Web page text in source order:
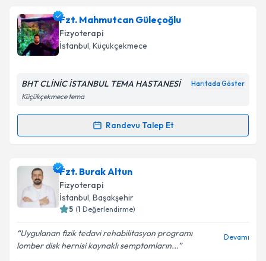
Fzt. Mesut Acariçin randevu takvimi talebi oluşturun.
Size bu uzmandan randevu almanız için bir takvim
hazırlandığında e-posta ile bilgilendireceğiz.
Kişisel verilerimin işlenmesine ilişkin
Metni'ni okudum ve kişisel verilerimin belirtilen
Takvim Talebini Gönder
Fzt. Mahmutcan Güleçoğlu
Fizyoterapi
İstanbul, Küçükçekmece
BHT CLİNİC İSTANBUL TEMA HASTANESİ Haritada Göster
Küçükçekmece tema
Randevu Talep Et
Randevu Takvimi Talebi
Fzt. Mahmutcan Güleçoğlu
talebi oluşturun. Size bu uzmandan randevu almanız
için bir takvim hazırlandığında e-posta ile
bilgilendireceğiz.
E-posta Adresiniz
Fzt. Burak Altun
Fizyoterapi
İstanbul, Başakşehir
5 (1 Değerlendirme)
Uygulanan fizik tedavi rehabilitasyon programı
lomber disk hernisi kaynaklı semptomların...
Devamı